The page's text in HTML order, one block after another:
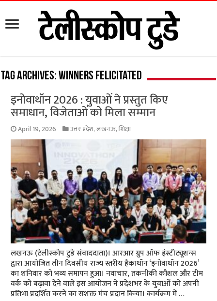
Tag Archives:winners felicitated
इनोवाथॉन 2026 : युवाओं ने प्रस्तुत किए
समाधान, विजेताओं को मिला सम्मान
April 19, 2026 उत्तर प्रदेश,लखनऊ,शिक्षा
लखनऊ (टेलीस्कोप टुडे संवाददाता)। आरआर ग्रुप ऑफ इंस्टीट्यूशन्स
द्वारा आयोजित तीन दिवसीय राज्य स्तरीय हैकाथॉन ‘इनोवाथॉन 2026’
का शनिवार को भव्य समापन हुआ। नवाचार, तकनीकी कौशल और टीम
वर्क को बढ़ावा देने वाले इस आयोजन ने प्रदेशभर के युवाओं को अपनी
प्रतिभा प्रदर्शित करने का सशक्त मंच प्रदान किया। कार्यक्रम में …